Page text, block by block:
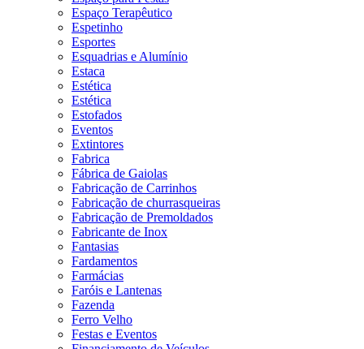
Espaço Terapêutico
Espetinho
Esportes
Esquadrias e Alumínio
Estaca
Estética
Estética
Estofados
Eventos
Extintores
Fabrica
Fábrica de Gaiolas
Fabricação de Carrinhos
Fabricação de churrasqueiras
Fabricação de Premoldados
Fabricante de Inox
Fantasias
Fardamentos
Farmácias
Faróis e Lantenas
Fazenda
Ferro Velho
Festas e Eventos